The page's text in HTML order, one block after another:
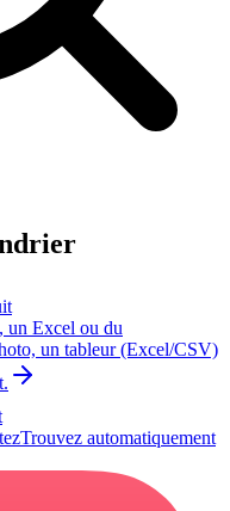
un Excel ou du
un tableur (Excel/CSV)
Trouvez automatiquement